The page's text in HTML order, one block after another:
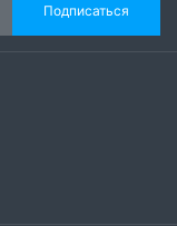
Подписаться